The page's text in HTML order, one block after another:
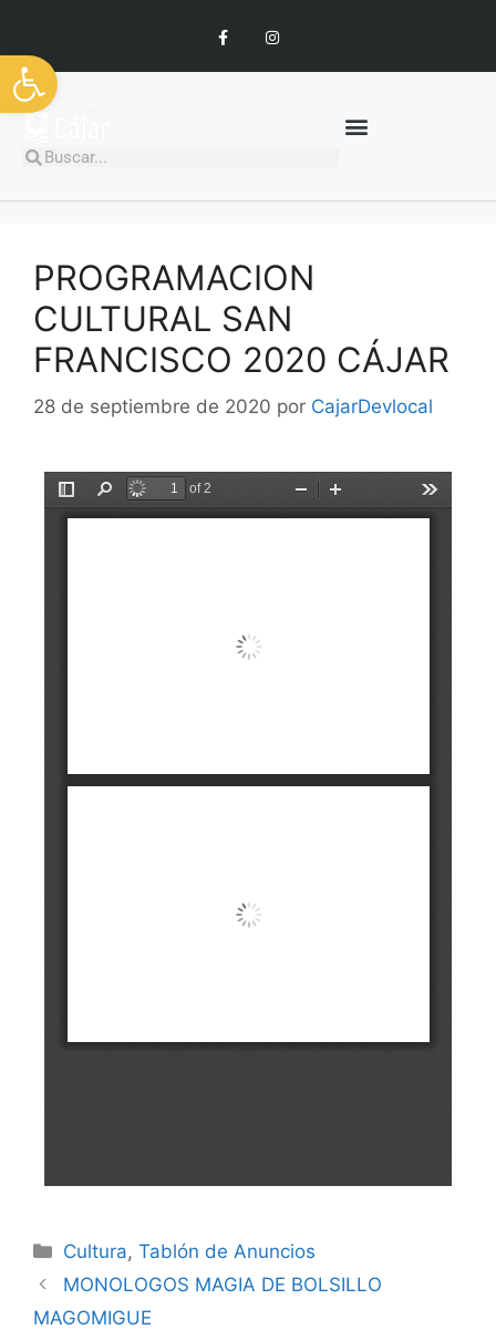
Abrir barra de herramientas
PROGRAMACION
CULTURAL SAN
FRANCISCO 2020 CÁJAR
28 de septiembre de 2020 por CajarDevlocal
Cultura,Tablón de Anuncios
MONOLOGOS MAGIA DE BOLSILLO
MAGOMIGUE